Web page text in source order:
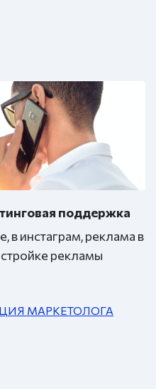
поддержка
в инстаграм, реклама в
рекламы
МАРКЕТОЛОГА